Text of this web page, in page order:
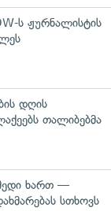
ს ჟურნალისტის
დღის
თალიბებმა
ხართ —
სთხოვს